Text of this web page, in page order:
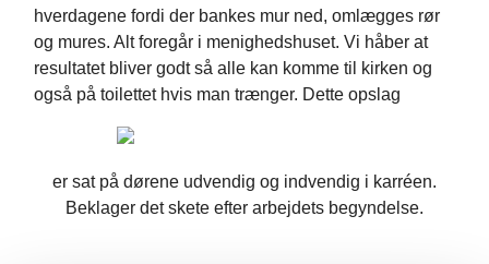
hverdagene fordi der bankes mur ned, omlægges rør
og mures. Alt foregår i menighedshuset. Vi håber at
resultatet bliver godt så alle kan komme til kirken og
også på toilettet hvis man trænger. Dette opslag
er sat på dørene udvendig og indvendig i karréen.
Beklager det skete efter arbejdets begyndelse.